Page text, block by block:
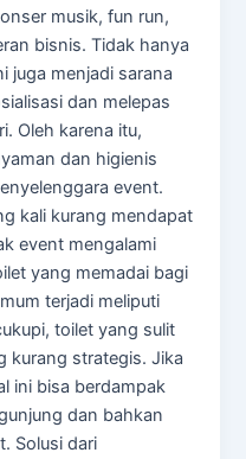
musik, fun run,
bisnis. Tidak hanya
juga menjadi sarana
dan melepas
Oleh karena itu,
dan higienis
event.
kali kurang mendapat
event mengalami
yang memadai bagi
terjadi meliputi
toilet yang sulit
kurang strategis. Jika
ini bisa berdampak
dan bahkan
Solusi dari